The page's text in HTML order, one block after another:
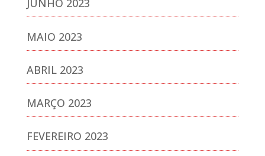
JUNHO 2023
MAIO 2023
ABRIL 2023
MARÇO 2023
FEVEREIRO 2023